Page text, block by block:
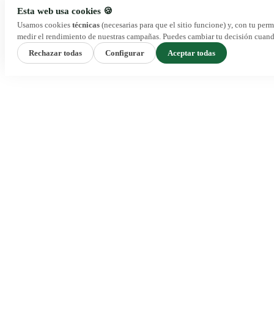
Esta web usa cookies 🍪
Usamos cookies técnicas (necesarias para que el sitio funcione) y, con tu
medir el rendimiento de nuestras campañas. Puedes cambiar tu decisión
Rechazar todas
Configurar Aceptar todas